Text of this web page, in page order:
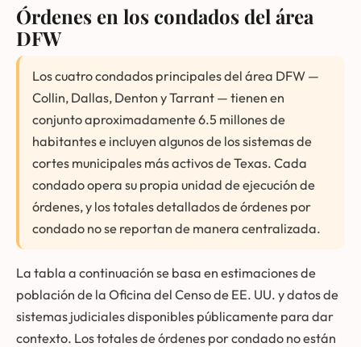
Órdenes en los condados del área
DFW
Los cuatro condados principales del área DFW —
Collin, Dallas, Denton y Tarrant — tienen en
conjunto aproximadamente 6.5 millones de
habitantes e incluyen algunos de los sistemas de
cortes municipales más activos de Texas. Cada
condado opera su propia unidad de ejecución de
órdenes, y los totales detallados de órdenes por
condado no se reportan de manera centralizada.
La tabla a continuación se basa en estimaciones de
población de la Oficina del Censo de EE. UU. y datos de
sistemas judiciales disponibles públicamente para dar
contexto. Los totales de órdenes por condado no están